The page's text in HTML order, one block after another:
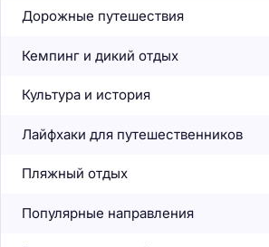
Дорожные путешествия
Кемпинг и дикий отдых
Культура и история
Лайфхаки для путешественников
Пляжный отдых
Популярные направления